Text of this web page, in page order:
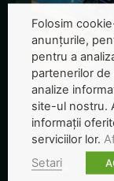
BUSINESS
Folosim
anunțurile,
pentru a
partenerilor
analize
site-ul nostru.
informații
serviciilor lor.
Setari